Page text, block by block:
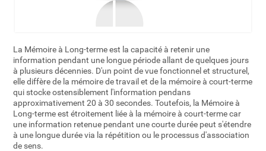
La Mémoire à Long-terme est la capacité à retenir une
information pendant une longue période allant de quelques jours
à plusieurs décennies. D'un point de vue fonctionnel et structurel,
elle diffère de la mémoire de travail et de la mémoire à court-terme
qui stocke ostensiblement l'information pendans
approximativement 20 à 30 secondes. Toutefois, la Mémoire à
Long-terme est étroitement liée à la mémoire à court-terme car
une information retenue pendant une courte durée peut s'étendre
à une longue durée via la répétition ou le processus d'association
de sens.